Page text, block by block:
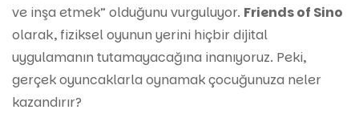
ve inşa etmek” olduğunu vurguluyor. Friends of Sino
olarak, fiziksel oyunun yerini hiçbir dijital
uygulamanın tutamayacağına inanıyoruz. Peki,
gerçek oyuncaklarla oynamak çocuğunuza neler
kazandırır?